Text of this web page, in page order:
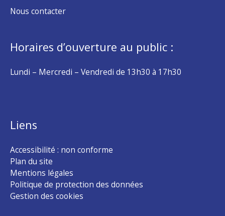
Nous contacter
Horaires d’ouverture au public :
Lundi – Mercredi – Vendredi de 13h30 à 17h30
Liens
Accessibilité : non conforme
Plan du site
Mentions légales
Politique de protection des données
Gestion des cookies